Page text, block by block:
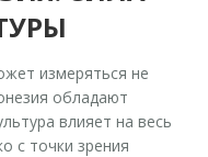
измеряться не
обладают
влияет на весь
с точки зрения